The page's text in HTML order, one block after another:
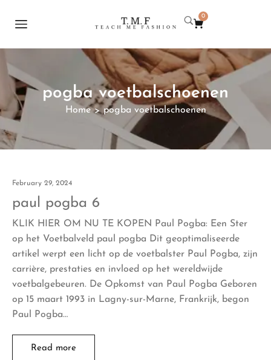
0
pogba voetbalschoenen
Home > pogba voetbalschoenen
February 29, 2024
paul pogba 6
KLIK HIER OM NU TE KOPEN Paul Pogba: Een Ster
op het Voetbalveld paul pogba Dit geoptimaliseerde
artikel werpt een licht op de voetbalster Paul Pogba, zijn
carrière, prestaties en invloed op het wereldwijde
voetbalgebeuren. De Opkomst van Paul Pogba Geboren
op 15 maart 1993 in Lagny-sur-Marne, Frankrijk, begon
Paul Pogba…
Read more